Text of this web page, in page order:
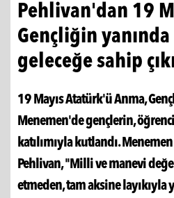
Pehlivan'dan 19
Gençliğin
geleceğe sahip
19 Mayıs Atatürk'ü Anma,
Menemen'de gençlerin,
katılımıyla kutlandı.
Pehlivan, "Milli ve manevi
etmeden, tam aksine layıkıyla